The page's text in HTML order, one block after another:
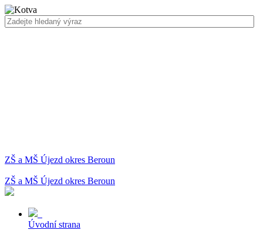
ZŠ a MŠ Újezd okres Beroun
ZŠ a MŠ Újezd okres Beroun
Úvodní strana